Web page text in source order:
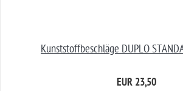
Kunststoffbeschläge DUPLO
EUR 23,50